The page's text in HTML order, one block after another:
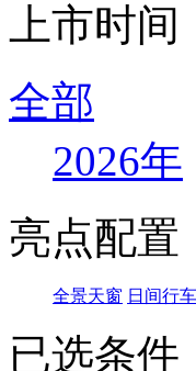
上市时间
全部
2026年
亮点配置
全景天窗 日间行
已选条件